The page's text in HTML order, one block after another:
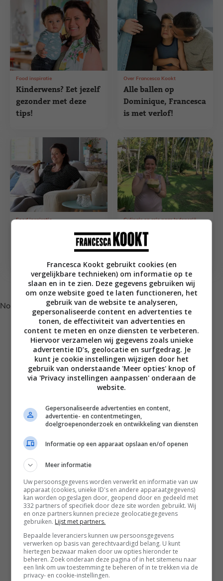
Kinderwens? Eet jezelf
gezonder met deze
tips!
Food inspiratie
Alle ballen op
Dominique, Francesca
is met verlof!
Over Francesca Kookt
Alles wat je wél mag
eten als je zwanger
Food inspiratie
Zwanger naar
Indonesië: hoe
overleeft een foodie?
Culinair op reis naar Indonesië
Volg je mij al op Instagram?
No posts found.
Disclaimer
Privacy voorwaarden
Instagram
Facebook
Pinterest
Home
Recepten
Leefstijl
Reizen
Francesca Kookt gebruikt cookies (en
vergelijkbare technieken) om informatie op te
slaan en in te zien. Deze gegevens gebruiken wij
om onze website goed te laten functioneren, het
gebruik van de website te analyseren,
gepersonaliseerde content en advertenties te
tonen, de effectiviteit van advertenties en
content te meten en onze diensten te verbeteren.
Hiervoor verzamelen wij gegevens zoals unieke
advertentie ID’s, geolocatie en surfgedrag. Je
kunt je cookie instellingen wijzigen door het
gebruik van onderstaande 'Meer opties' knop of
via 'Privacy instellingen aanpassen' onderaan de
website.
Gepersonaliseerde advertenties en content,
advertentie- en contentmetingen,
doelgroepenonderzoek en ontwikkeling van diensten
Informatie op een apparaat opslaan en/of openen
Meer informatie
Uw persoonsgegevens worden verwerkt en informatie van uw
apparaat (cookies, unieke ID's en andere apparaatgegevens)
kan worden opgeslagen door, geopend door en gedeeld met
332 partners of specifiek door deze site worden gebruikt. Wij
en onze partners kunnen precieze geolocatiegegevens
gebruiken. Lijst met partners.
Bepaalde leveranciers kunnen uw persoonsgegevens
verwerken op basis van gerechtvaardigd belang. U kunt
hiertegen bezwaar maken door uw opties hieronder te
beheren. Zoek onderaan deze pagina of in het sitemenu naar
een link om uw toestemming te beheren of in te trekken via de
privacy- en cookie-instellingen.